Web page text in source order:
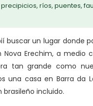
ríos, puentes,
un lugar donde
Erechim, a medio
tan grande como
una casa en Barra da
brasileño incluido.